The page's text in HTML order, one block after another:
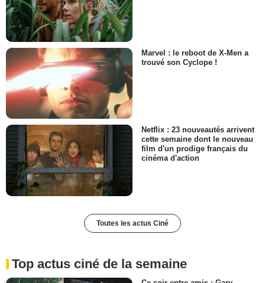
Marvel : le reboot de X-Men a
trouvé son Cyclope !
Netflix : 23 nouveautés arrivent
cette semaine dont le nouveau
film d'un prodige français du
cinéma d'action
Toutes les actus Ciné
Top actus ciné de la semaine